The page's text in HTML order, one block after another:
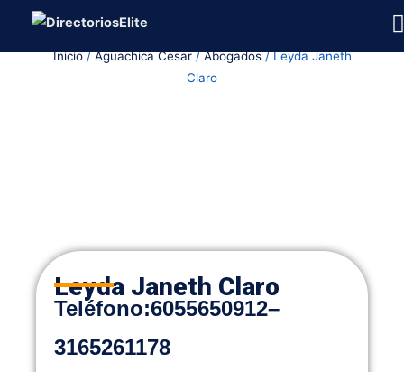
contenidoInicio/Aguachica Cesar/Abogados/ Leyda Janeth
Claro
Leyda Janeth Claro
Teléfono:6055650912–
3165261178